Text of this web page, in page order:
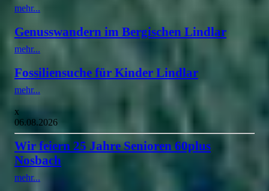
mehr...
Genusswandern im Bergischen Lindlar
mehr...
Fossiliensuche für Kinder Lindlar
mehr...
x
06.08.2026
Wir feiern 25 Jahre Senioren 60plus
Nosbach
mehr...